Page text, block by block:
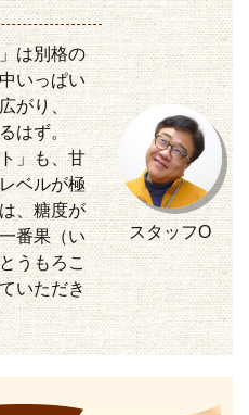
は別格の
いっぱい
がり、
はず。
」も、甘
ベルが極
、糖度が
番果（い
うもろこ
いただき
スタッフO